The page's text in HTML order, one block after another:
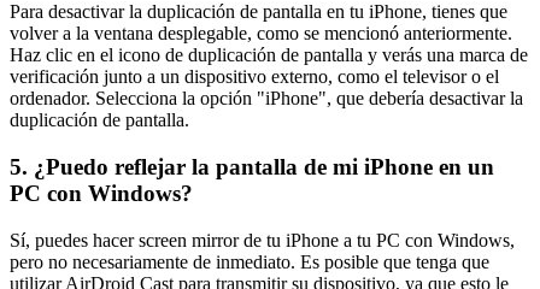
Para desactivar la duplicación de pantalla en tu iPhone, tienes que
volver a la ventana desplegable, como se mencionó anteriormente.
Haz clic en el icono de duplicación de pantalla y verás una marca de
verificación junto a un dispositivo externo, como el televisor o el
ordenador. Selecciona la opción "iPhone", que debería desactivar la
duplicación de pantalla.
5. ¿Puedo reflejar la pantalla de mi iPhone en un
PC con Windows?
Sí, puedes hacer screen mirror de tu iPhone a tu PC con Windows,
pero no necesariamente de inmediato. Es posible que tenga que
utilizar AirDroid Cast para transmitir su dispositivo, ya que esto le